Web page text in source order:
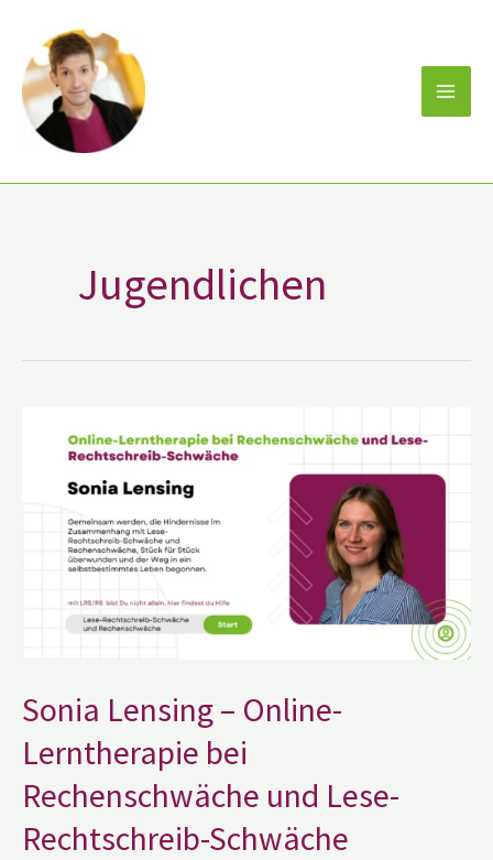
Inhalt
springen
Jugendlichen
Sonia Lensing – Online-
Lerntherapie bei
Rechenschwäche und Lese-
Rechtschreib-Schwäche
Lensing
Lerntherapie
Rechenschwäche
und
Lese-
Schwäche